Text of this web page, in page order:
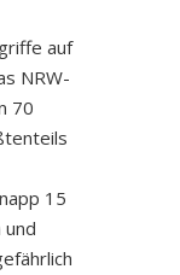
auf
NRW-
70
15